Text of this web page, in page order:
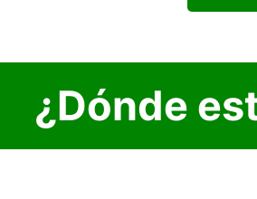
¿Dónde